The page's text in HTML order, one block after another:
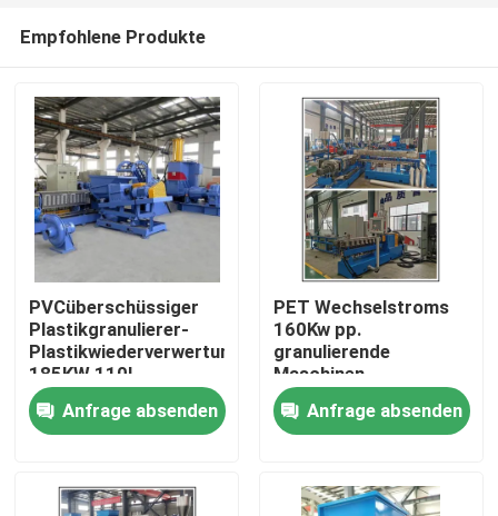
Haus
Produkte
Videos
Empfohlene Produkte
PVCüberschüssiger
Plastikgranulierer-
Plastikwiederverwertungslinie
185KW 110L
Anfrage absenden
PET Wechselstroms
160Kw pp.
granulierende
Maschinen-
hohe Genauigkeit
Anfrage absenden